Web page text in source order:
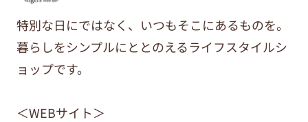
特別な日にではなく、いつもそこにあるものを。
暮らしをシンプルにととのえるライフスタイルシ
ョップです。
＜WEBサイト＞